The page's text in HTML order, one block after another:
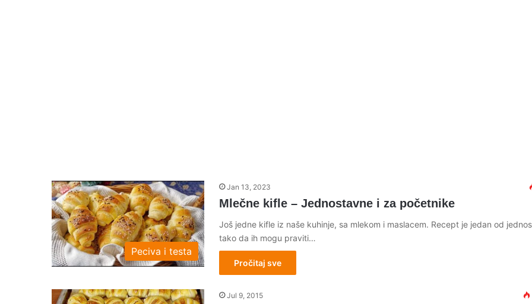
Peciva i testa
Jan 13, 2023
Mlečne kifle – Jednostavne i za početnike
Još jedne kifle iz naše kuhinje, sa mlekom i maslacem. Recept je jedan od
tako da ih mogu praviti…
Pročitaj sve
Jul 9, 2015